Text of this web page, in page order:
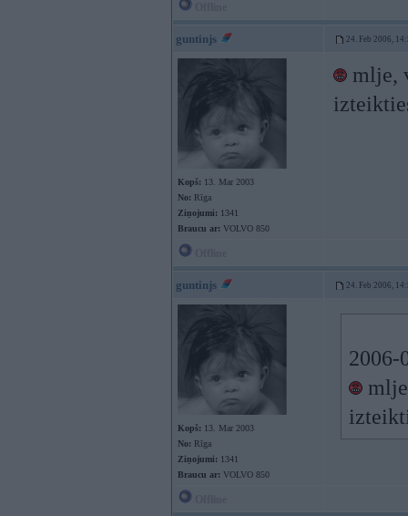
guntinjs 24. Feb 2006,
Kopš: 13. Mar 2003
No: Rīga
Ziņojumi: 1341
Braucu ar: VOLVO 850
mlje,
guntinjs 24. Feb 2006,
Kopš: 13. Mar 2003
No: Rīga
Ziņojumi: 1341
Braucu ar: VOLVO 850
2006-